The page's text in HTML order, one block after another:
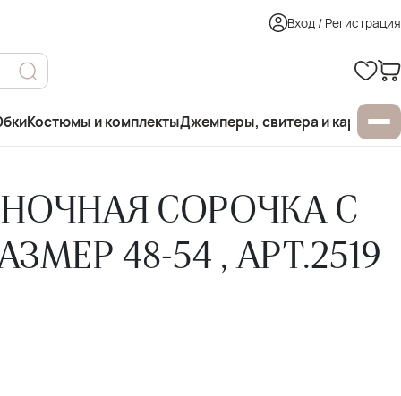
Вход / Регистрация
Костюмы и комплектыДжемперы, свитера и
СОРОЧКА С
48-54 , АРТ.2519